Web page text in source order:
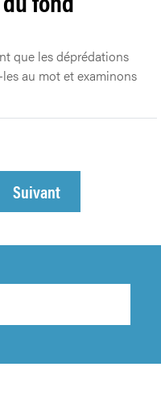
que les déprédations
au mot et examinons
Suivant